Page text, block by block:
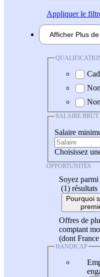
Appliquerle
Afficher Plus de
SALAIRE
Salaire
Choisissez
OPPORTUNITÉS
Soyez
(1) résultats
Pourquoi
Offres de
comptant
(dont
HANDICAP